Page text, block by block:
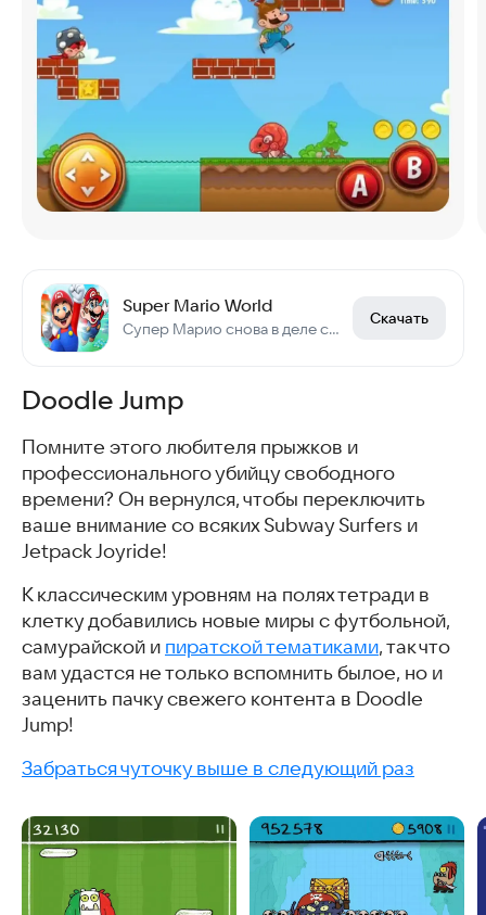
Super Mario World
Супер Марио снова в деле с усами!
Скачать
Doodle Jump
Помните этого любителя прыжков и
профессионального убийцу свободного
времени? Он вернулся, чтобы переключить
ваше внимание со всяких Subway Surfers и
Jetpack Joyride!
К классическим уровням на полях тетради в
клетку добавились новые миры с футбольной,
самурайской и пиратской тематиками, так что
вам удастся не только вспомнить былое, но и
заценить пачку свежего контента в Doodle
Jump!
Забраться чуточку выше в следующий раз